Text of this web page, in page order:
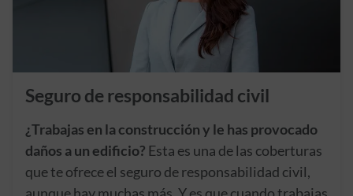
Seguro de responsabilidad civil
¿Trabajas en la construcción y le has provocado
daños a un edificio? Esta es una de las coberturas
que te ofrece el seguro de responsabilidad civil,